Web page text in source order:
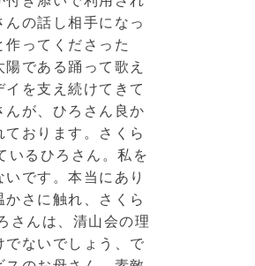
の話し相手になっ
ってくださった
である踊って歌え
を支え続けてきて
が、ひろさん良か
おります。さくら
いるひろさん。私を
です。本当にあり
さに触れ、さくら
さんは、清山会の理
ないでしょう、で